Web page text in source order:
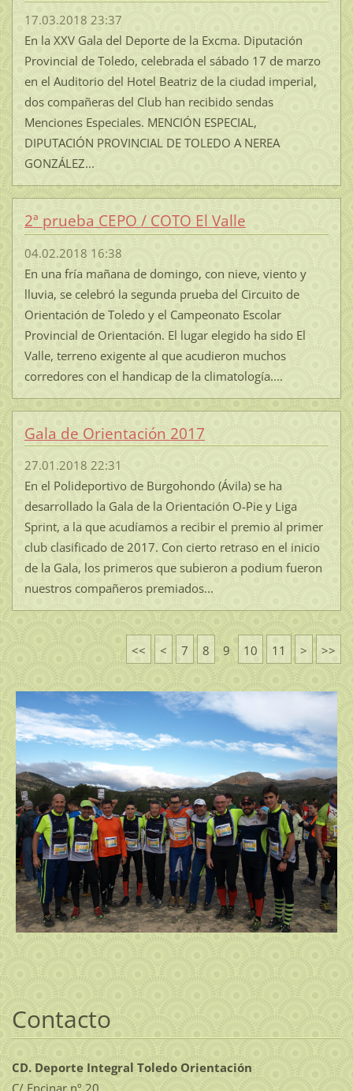
17.03.2018 23:37
En la XXV Gala del Deporte de la Excma. Diputación
Provincial de Toledo, celebrada el sábado 17 de marzo
en el Auditorio del Hotel Beatriz de la ciudad imperial,
dos compañeras del Club han recibido sendas
Menciones Especiales. MENCIÓN ESPECIAL,
DIPUTACIÓN PROVINCIAL DE TOLEDO A NEREA
GONZÁLEZ...
2ª prueba CEPO / COTO El Valle
04.02.2018 16:38
En una fría mañana de domingo, con nieve, viento y
lluvia, se celebró la segunda prueba del Circuito de
Orientación de Toledo y el Campeonato Escolar
Provincial de Orientación. El lugar elegido ha sido El
Valle, terreno exigente al que acudieron muchos
corredores con el handicap de la climatología....
Gala de Orientación 2017
27.01.2018 22:31
En el Polideportivo de Burgohondo (Ávila) se ha
desarrollado la Gala de la Orientación O-Pie y Liga
Sprint, a la que acudíamos a recibir el premio al primer
club clasificado de 2017. Con cierto retraso en el inicio
de la Gala, los primeros que subieron a podium fueron
nuestros compañeros premiados...
<< < 7 8 9 10 11 > >>
Contacto
CD. Deporte Integral Toledo Orientación
C/ Encinar nº 20